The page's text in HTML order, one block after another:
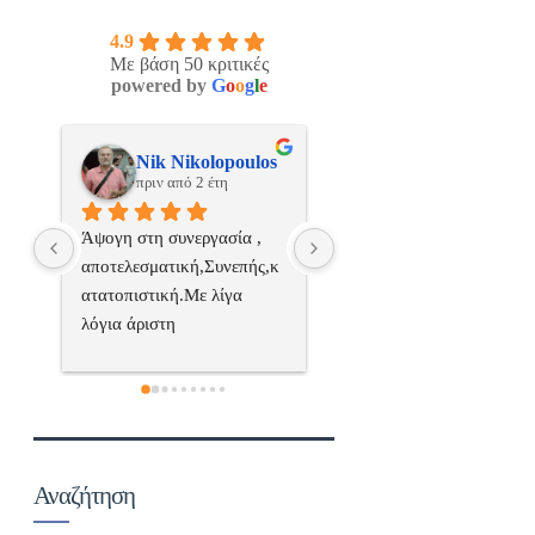
4.9
Με βάση 50 κριτικές
powered by Google
ManosBX
πριν από 2 έτη
Επαγγελματίας  Άψογη
συνεργασία
Αναζήτηση